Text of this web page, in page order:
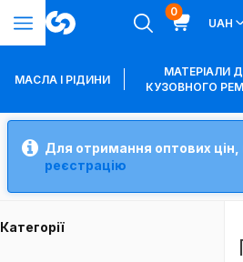
0
UAH
МАСЛА І РІДИНИ
МАТЕРІАЛИ
КУЗОВНОГО
Для отримання оптових цін,
реєстрацію
Категорії